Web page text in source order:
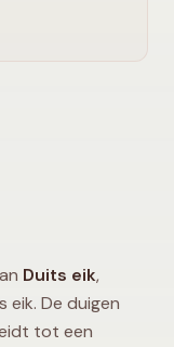
Duits eik,
eik. De duigen
tot een